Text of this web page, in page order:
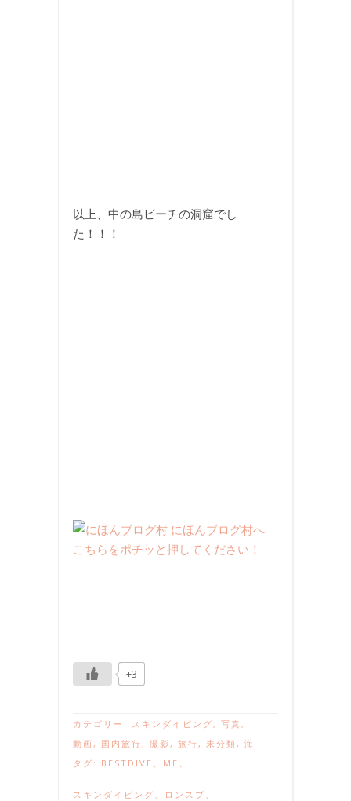
以上、中の島ビーチの洞窟でし
た！！！
こちらをポチッと押してください！
+3
カテゴリー: スキンダイビング , 写真 ,
動画 , 国内旅行 , 撮影 , 旅行 , 未分類 , 海
タグ: BESTDIVE ME
スキンダイビング ロンスプ